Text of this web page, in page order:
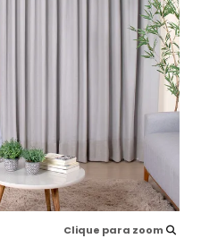
Clique para zoom